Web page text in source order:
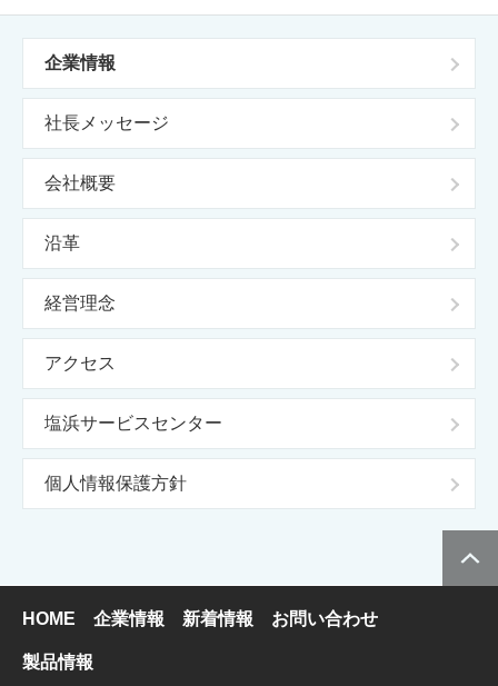
企業情報
社長メッセージ
会社概要
沿革
経営理念
アクセス
塩浜サービスセンター
個人情報保護方針
HOME 企業情報 新着情報 お問い合わせ
製品情報